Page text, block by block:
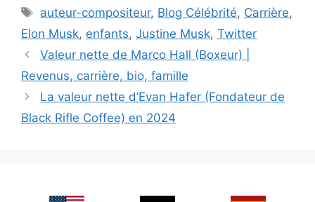
Tags
auteur-compositeur, Blog Célébrité, Carrière,
Elon Musk, enfants, Justine Musk, Twitter
Valeur nette de Marco Hall (Boxeur) |
Revenus, carrière, bio, famille
La valeur nette d’Evan Hafer (Fondateur de
Black Rifle Coffee) en 2024